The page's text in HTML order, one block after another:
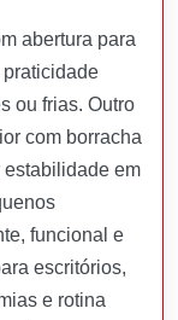
abertura para
ou frias. Outro
com borracha
em
funcional e
escritórios,
e rotina